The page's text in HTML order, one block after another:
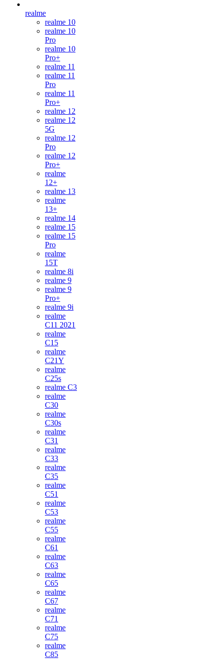
realme
realme 10
realme 10
Pro
realme 10
Pro+
realme 11
realme 11
Pro
realme 11
Pro+
realme 12
realme 12
5G
realme 12
Pro
realme 12
Pro+
realme
12+
realme 13
realme
13+
realme 14
realme 15
realme 15
Pro
realme
15T
realme 8i
realme 9
realme 9
Pro+
realme 9i
realme
C11 2021
realme
C15
realme
C21Y
realme
C25s
realme C3
realme
C30
realme
C30s
realme
C31
realme
C33
realme
C35
realme
C51
realme
C53
realme
C55
realme
C61
realme
C63
realme
C65
realme
C67
realme
C71
realme
C75
realme
C85